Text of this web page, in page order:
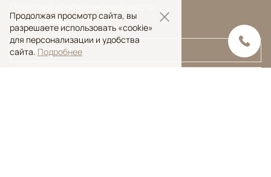
Поиск ковра
Продолжая просмотр сайта, вы
разрешаете использовать «cookie»
для персонализации и удобства
сайта. Подробнее